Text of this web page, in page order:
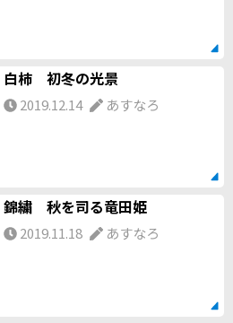
白柿 初冬の光景
2019.12.14 あすなろ
錦繍 秋を司る竜田姫
2019.11.18 あすなろ